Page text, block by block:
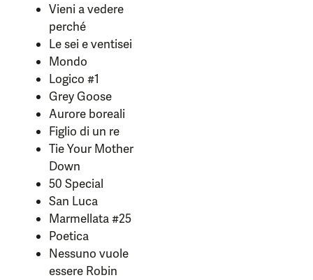
Vieni a vedere
perché
Le sei e ventisei
Mondo
Logico #1
Grey Goose
Aurore boreali
Figlio di un re
Tie Your Mother
Down
50 Special
San Luca
Marmellata #25
Poetica
Nessuno vuole
essere Robin